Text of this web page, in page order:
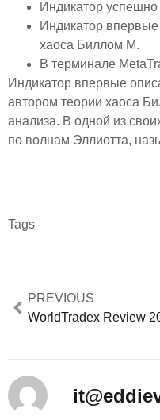
Индикатор
Индикатор
хаоса Биллом М.
В терминале
Индикатор впервые
автором теории хаоса
анализа. В одной из
по волнам Эллиотта,
Tags
PREVIOUS